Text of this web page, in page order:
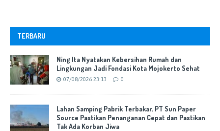
TERBARU
Ning Ita Nyatakan Kebersihan Rumah dan
Lingkungan Jadi Fondasi Kota Mojokerto Sehat
07/08/2026 23:13 0
Lahan Samping Pabrik Terbakar, PT Sun Paper
Source Pastikan Penanganan Cepat dan Pastikan
Tak Ada Korban Jiwa